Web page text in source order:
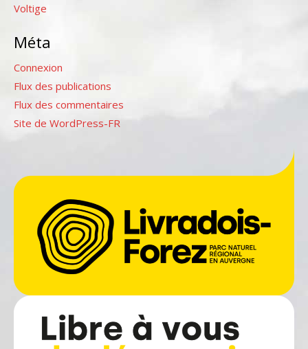
Voltige
Méta
Connexion
Flux des publications
Flux des commentaires
Site de WordPress-FR